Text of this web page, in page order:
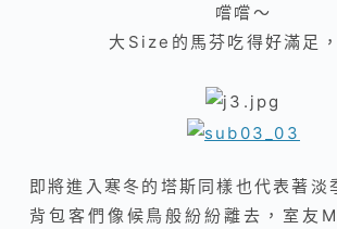
嚐嚐～
大Size的馬芬吃得好滿足，
即將進入寒冬的塔斯同樣也代表著淡
背包客們像候鳥般紛紛離去，室友